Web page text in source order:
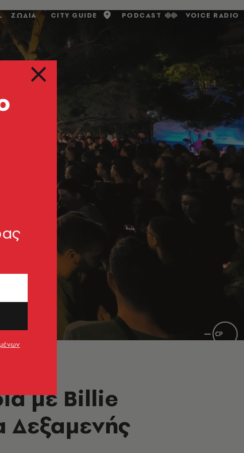
ΖΩΔΙΑ CITY GUIDE PODCAST VOICE RADIO
με Billie
Δεξαμενής